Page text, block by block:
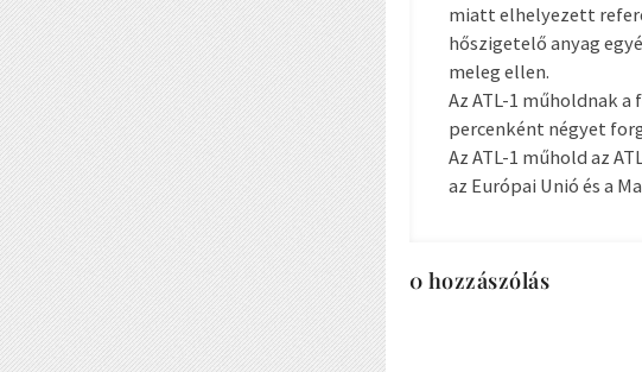
miatt elhelyezett
hőszigetelő anyag
meleg ellen.
Az ATL-1 műholdnak
percenként négyet
Az ATL-1 műhold az
az Európai Unió és a
0 hozzászólás